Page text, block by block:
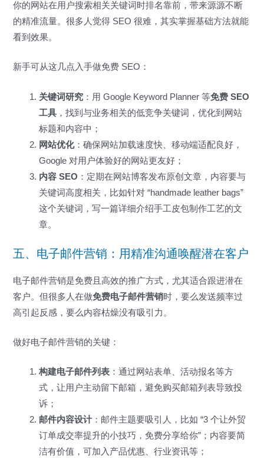
你的网站在用户搜索相关关键词时排名靠前，带来源源不断
的精准流量。很多人觉得 SEO 很难，其实掌握基础方法就能
看到效果。
新手可从这几点入手做免费 SEO：
关键词研究 ：用 Google Keyword Planner 等免费 SEO
工具 ，找到与业务相关的低竞争关键词，优化到网站
标题和内容中；
网站优化：确保网站加载速度快、移动端适配良好，
Google 对用户体验好的网站更友好；
内容 SEO ：定期在网站博客发布原创文章，内容要与
关键词高度相关，比如针对 “handmade leather bags”
这个关键词，写一篇详细介绍手工皮包制作工艺的文
章。
五、电子邮件营销：用精准沟通唤醒潜在客户
电子邮件营销是免费且高效的推广方式，尤其适合跟进潜在
客户。但很多人在做免费电子邮件营销时，要么发送频率过
高引起反感，要么内容枯燥没有吸引力。
做好电子邮件营销的关键：
构建电子邮件列表 ：通过网站表单、活动报名等方
式，让用户主动留下邮箱，避免购买邮箱列表导致投
诉；
邮件内容设计 ：邮件主题要吸引人，比如 “3 个让外贸
订单成交率提升的小技巧，免费分享给你”；内容要简
洁有价值，可加入产品优惠、行业资讯等；